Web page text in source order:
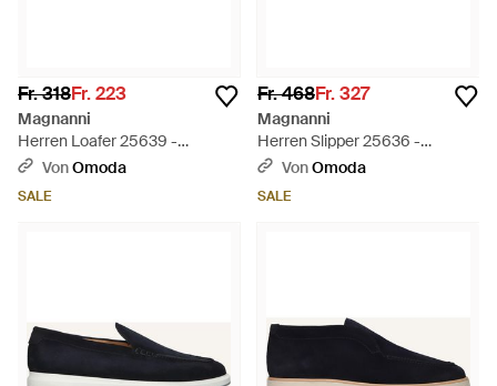
Fr. 318Fr. 223
Magnanni
Herren Loafer 25639 -
Schwarz
VonOmoda
SALE
Fr. 468Fr. 327
Magnanni
Herren Slipper 25636 -
Schwarz
VonOmoda
SALE